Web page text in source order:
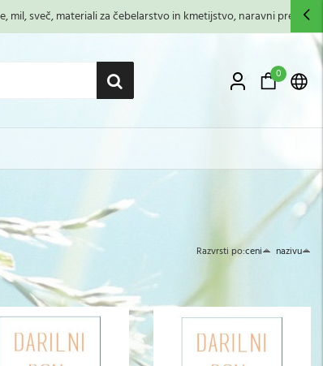
sveč, materiali za čebelarstvo in kmetijstvo, naravni premazi,...
0
Razvrsti po:ceni nazivu